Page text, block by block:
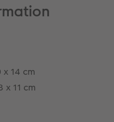
14 cm
11 cm